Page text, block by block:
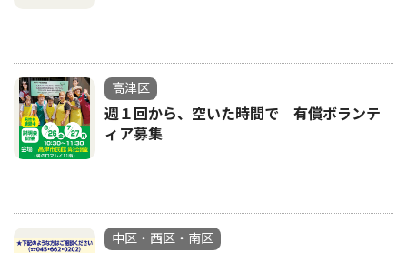
高津区
週１回から、空いた時間で 有償ボランテ
ィア募集
中区・西区・南区